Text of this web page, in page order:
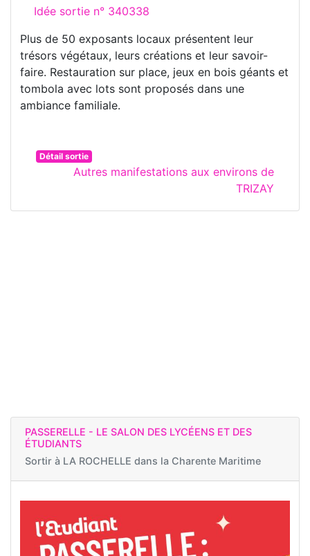
Idée sortie n° 340338
Plus de 50 exposants locaux présentent leur
trésors végétaux, leurs créations et leur savoir-
faire. Restauration sur place, jeux en bois géants et
tombola avec lots sont proposés dans une
ambiance familiale.
Détail sortie
Autres manifestations aux environs de
TRIZAY
PASSERELLE - LE SALON DES LYCÉENS ET DES
ÉTUDIANTS
Sortir à LA ROCHELLE dans la Charente Maritime